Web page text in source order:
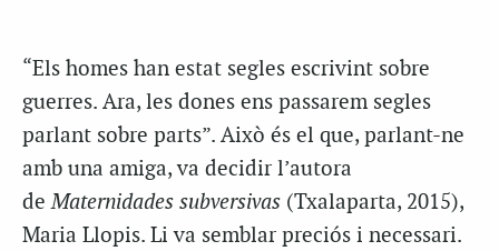
“Els homes han estat segles escrivint sobre
guerres. Ara, les dones ens passarem segles
parlant sobre parts”. Això és el que, parlant-ne
amb una amiga, va decidir l’autora
deMaternidades subversivas (Txalaparta, 2015),
Maria Llopis. Li va semblar preciós i necessari.